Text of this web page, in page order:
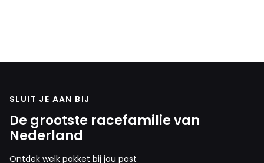
SLUIT JE AAN BIJ
De grootste racefamilie van
Nederland
Ontdek welk pakket bij jou past